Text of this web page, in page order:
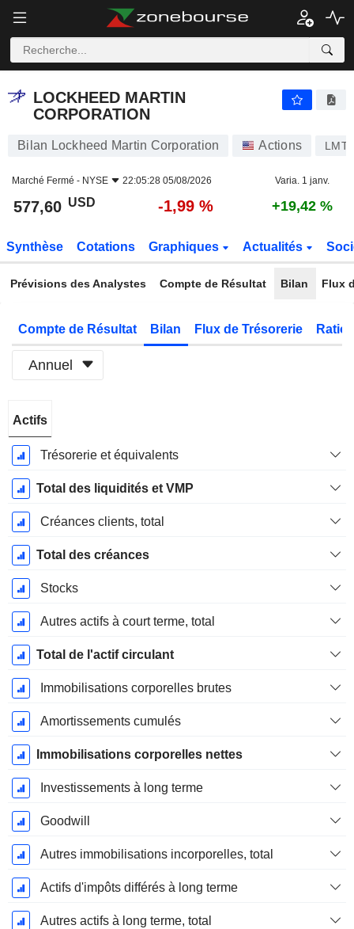
LOCKHEED MARTIN
CORPORATION
Bilan Lockheed Martin Corporation Actions LMT
Marché Fermé - NYSE 22:05:28 05/08/2026 Varia. 1 janv.
577,60 USD -1,99 % +19,42 %
Synthèse Cotations Graphiques Actualités
Prévisions des Analystes Compte de Résultat Bilan Flux
Compte de Résultat Bilan Flux de Trésorerie
Annuel
Fiscale:
Décembre
Actifs
Trésorerie et équivalents
Total des liquidités et VMP
Créances clients, total
Total des créances
Stocks
Autres actifs à court terme, total
Total de l'actif circulant
Immobilisations corporelles brutes
Amortissements cumulés
Immobilisations corporelles nettes
Investissements à long terme
Goodwill
Autres immobilisations incorporelles, total
Actifs d'impôts différés à long terme
Autres actifs à long terme, total